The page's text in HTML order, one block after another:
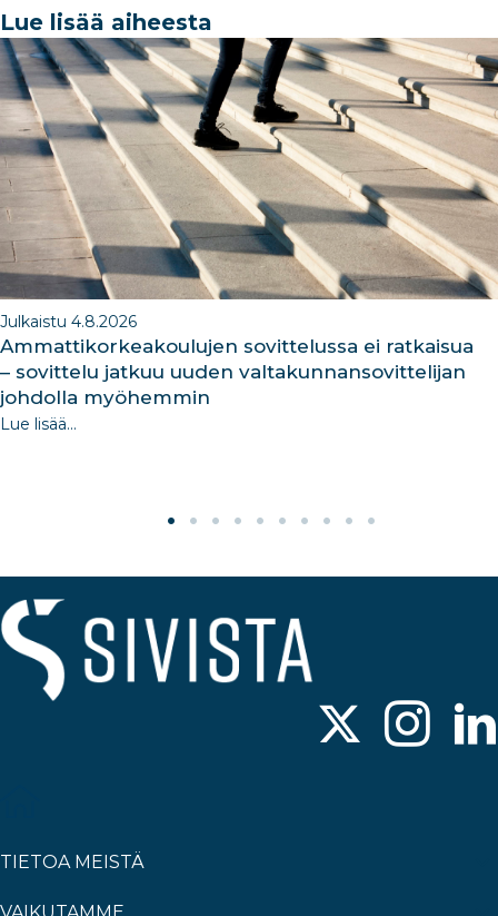
e
b
o
o
k
e
dI
n
e
ra
m
dI
n
Lue lisää aiheesta
Julkaistu 4.8.2026
Ammattikorkeakoulujen sovittelussa ei ratkaisua
– sovittelu jatkuu uuden valtakunnansovittelijan
johdolla myöhemmin
Lue lisää...
TIETOA MEISTÄ